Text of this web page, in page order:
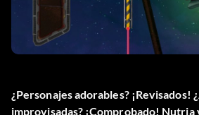
¿Personajes adorables? ¡Revisados!
improvisadas? ¡Comprobado! Nutria